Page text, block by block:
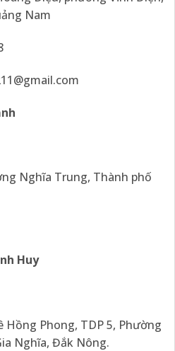
Nam
Nghĩa Trung, Thành phố
Huy
Hồng Phong, TDP 5, Phường
Nghĩa, Đắk Nông.